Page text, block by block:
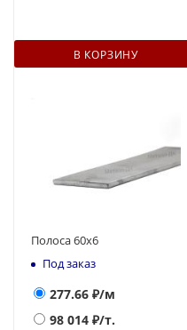
В КОРЗИНУ
Полоса 60х6
Под заказ
277.66 ₽/м
98 014 ₽/т.